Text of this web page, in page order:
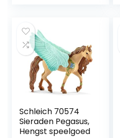
Schleich 70574
Sieraden Pegasus,
Hengst speelgoed